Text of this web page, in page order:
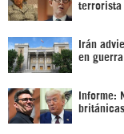
terrorista
Irán
en guerra
Informe: